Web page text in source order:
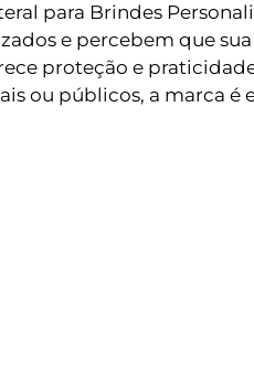
para Brindes
e percebem que
proteção e
ou públicos, a marca